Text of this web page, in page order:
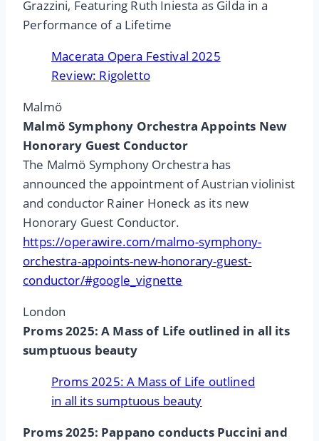
Grazzini, Featuring Ruth Iniesta as Gilda in a
Performance of a Lifetime
Macerata Opera Festival 2025
Review: Rigoletto
Malmö
Malmö Symphony Orchestra Appoints New
Honorary Guest Conductor
The Malmö Symphony Orchestra has
announced the appointment of Austrian violinist
and conductor Rainer Honeck as its new
Honorary Guest Conductor.
https://operawire.com/malmo-symphony-
orchestra-appoints-new-honorary-guest-
conductor/#google_vignette
London
Proms 2025: A Mass of Life outlined in all its
sumptuous beauty
Proms 2025: A Mass of Life outlined
in all its sumptuous beauty
Proms 2025: Pappano conducts Puccini and